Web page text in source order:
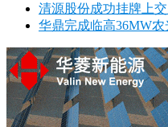
清源股份成功挂牌上
华鼎完成临高36MW